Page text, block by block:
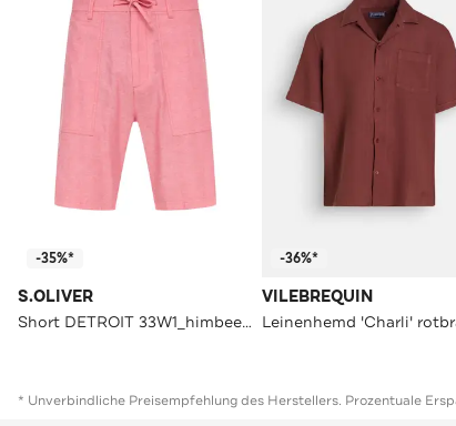
-35%*
S.OLIVER
Short DETROIT 33W1_himbeere Tapered
-36%*
VILEBREQUIN
Leinenhemd 'Charli'
* Unverbindliche Preisempfehlung des Herstellers. Prozentuale